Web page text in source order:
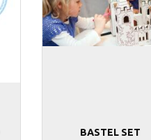
BASTEL SET